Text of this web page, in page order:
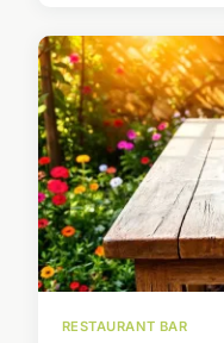
RESTAURANT BAR